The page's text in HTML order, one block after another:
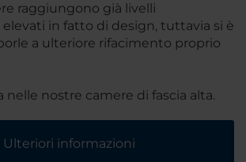
raggiungono già livelli
in fatto di design, tuttavia si è
a ulteriore rifacimento proprio
nelle nostre camere di fascia alta.
Ulteriori informazioni